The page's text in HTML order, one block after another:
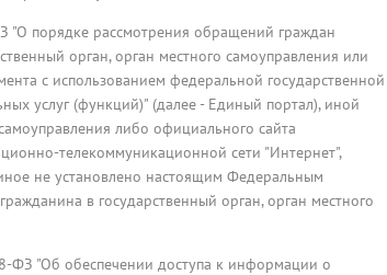
"О порядке рассмотрения обращений граждан
орган, орган местного самоуправления или
с использованием федеральной государственной
услуг (функций)" (далее - Единый портал), иной
либо официального сайта
телекоммуникационной сети "Интернет",
не установлено настоящим Федеральным
в государственный орган, орган местного
ФЗ "Об обеспечении доступа к информации о